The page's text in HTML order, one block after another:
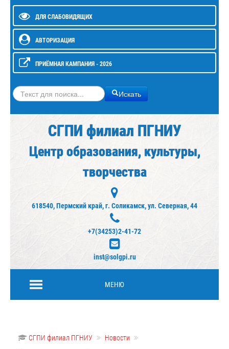
ДЛЯ СЛАБОВИДЯЩИХ
АВТОРИЗАЦИЯ
ПРИЁМНАЯ КАМПАНИЯ - 2026
Искать Искать
СГПИ филиал ПГНИУ
Центр образования, культуры,
творчества
618540, Пермский край, г. Соликамск, ул. Северная, 44
+7(34253)2-41-72
inst@solgpi.ru
МЕНЮ
СГПИ филиал ПГНИУ
Новости